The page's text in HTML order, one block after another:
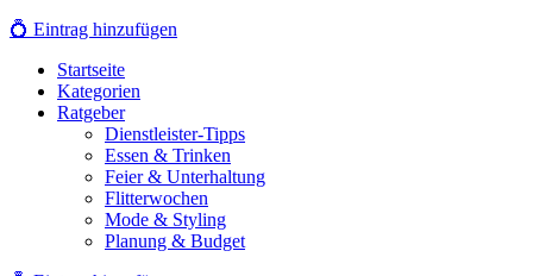
💍 Eintrag hinzufügen
Startseite
Kategorien
Ratgeber
Dienstleister-Tipps
Essen & Trinken
Feier & Unterhaltung
Flitterwochen
Mode & Styling
Planung & Budget